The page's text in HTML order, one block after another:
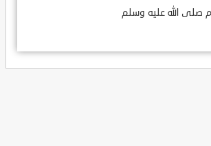
صلى الله عليه وسلم